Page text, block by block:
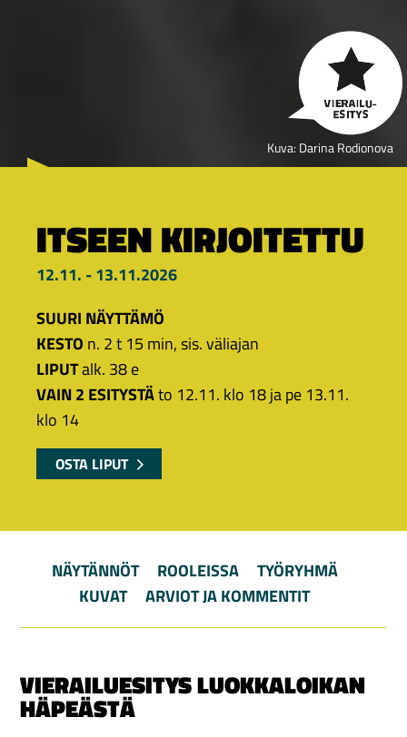
Kuva: Darina Rodionova
ITSEEN KIRJOITETTU
12.11. - 13.11.2026
SUURI NÄYTTÄMÖ
KESTO n. 2 t 15 min, sis. väliajan
LIPUTalk. 38 e
VAIN 2 ESITYSTÄto 12.11. klo 18 ja pe 13.11.
klo 14
OSTA LIPUT
NÄYTÄNNÖT ROOLEISSA
TYÖRYHMÄ
KUVAT
ARVIOT JA KOMMENTIT
VIERAILUESITYS LUOKKALOIKAN
HÄPEÄSTÄ